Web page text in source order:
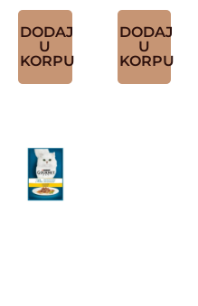
DODAJ
U
KORPU
DODAJ
U
KORPU